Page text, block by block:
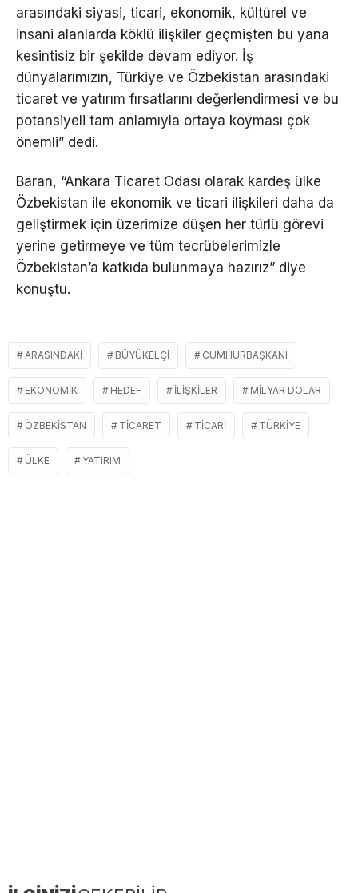
arasındaki siyasi, ticari, ekonomik, kültürel ve
insani alanlarda köklü ilişkiler geçmişten bu yana
kesintisiz bir şekilde devam ediyor. İş
dünyalarımızın, Türkiye ve Özbekistan arasındaki
ticaret ve yatırım fırsatlarını değerlendirmesi ve bu
potansiyeli tam anlamıyla ortaya koyması çok
önemli” dedi.
Baran, “Ankara Ticaret Odası olarak kardeş ülke
Özbekistan ile ekonomik ve ticari ilişkileri daha da
geliştirmek için üzerimize düşen her türlü görevi
yerine getirmeye ve tüm tecrübelerimizle
Özbekistan’a katkıda bulunmaya hazırız” diye
konuştu.
ARASINDAKI BÜYÜKELÇI CUMHURBAŞKANI
EKONOMIK HEDEF İLIŞKILER MILYAR DOLAR
ÖZBEKISTAN TICARET TICARI TÜRKIYE
ÜLKE YATIRIM